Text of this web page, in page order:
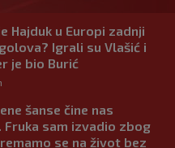
Hajduk u Europi zadnji
Igrali su Vlašić i
je bio Burić
šanse čine nas
Fruka sam izvadio zbog
se na život bez